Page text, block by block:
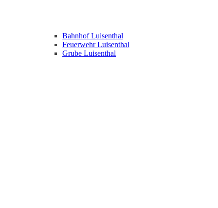
Bahnhof Luisenthal
Feuerwehr Luisenthal
Grube Luisenthal